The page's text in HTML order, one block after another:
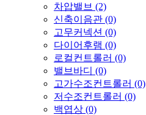
차압밸브 (2)
신축이음관 (0)
고무커넥션 (0)
다이어후램 (0)
로컬컨트롤러 (0)
밸브바디 (0)
고가수조컨트롤러 (0)
저수조컨트롤러 (0)
백엽상 (0)